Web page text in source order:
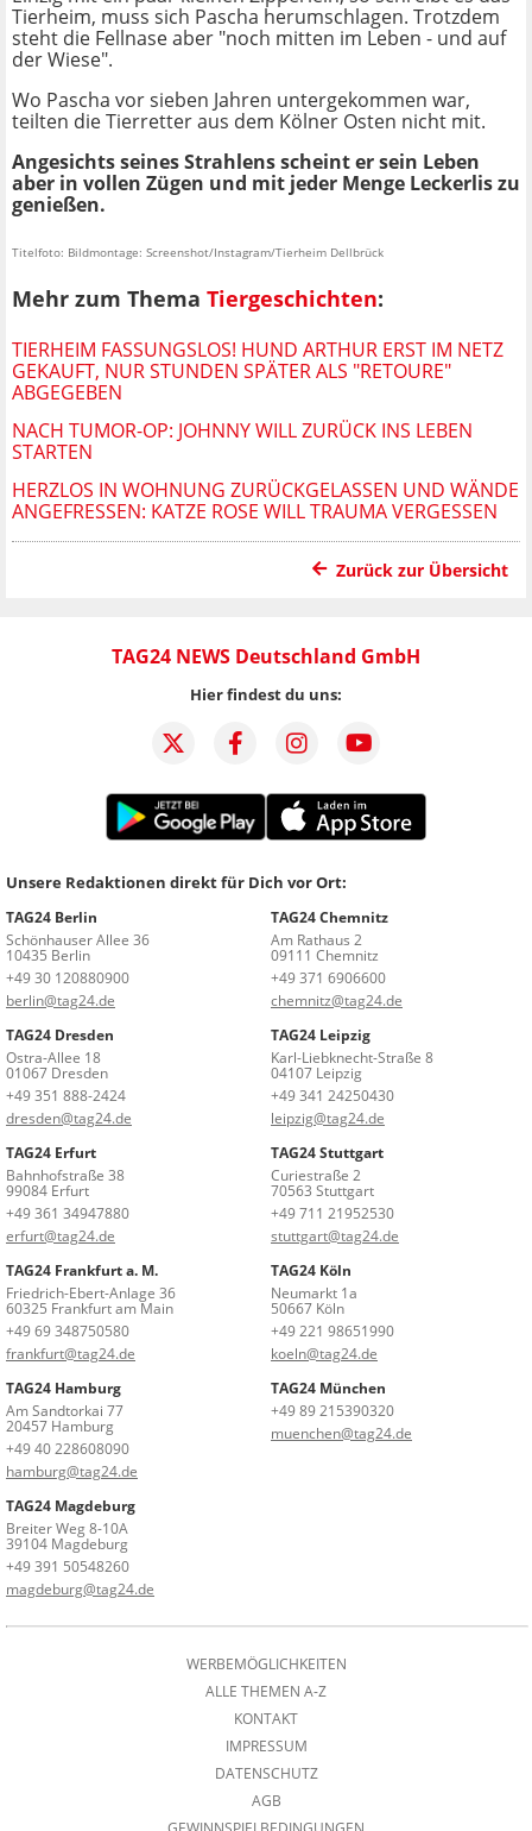
Tierheim, muss sich Pascha herumschlagen. Trotzdem
steht die Fellnase aber "noch mitten im Leben - und auf
der Wiese".
Wo Pascha vor sieben Jahren untergekommen war,
teilten die Tierretter aus dem Kölner Osten nicht mit.
Angesichts seines Strahlens scheint er sein Leben
aber in vollen Zügen und mit jeder Menge Leckerlis zu
genießen.
Titelfoto: Bildmontage: Screenshot/Instagram/Tierheim Dellbrück
Mehr zum Thema Tiergeschichten:
TIERHEIM FASSUNGSLOS! HUND ARTHUR ERST IM NETZ
GEKAUFT, NUR STUNDEN SPÄTER ALS "RETOURE"
ABGEGEBEN
NACH TUMOR-OP: JOHNNY WILL ZURÜCK INS LEBEN
STARTEN
HERZLOS IN WOHNUNG ZURÜCKGELASSEN UND WÄNDE
ANGEFRESSEN: KATZE ROSE WILL TRAUMA VERGESSEN
Zurück zur Übersicht
TAG24 NEWS Deutschland GmbH
Hier findest du uns:
Unsere Redaktionen direkt für Dich vor Ort:
TAG24 Berlin
Schönhauser Allee 36
10435 Berlin
+49 30 120880900
berlin@tag24.de
TAG24 Chemnitz
Am Rathaus 2
09111 Chemnitz
+49 371 6906600
chemnitz@tag24.de
TAG24 Dresden
Ostra-Allee 18
01067 Dresden
+49 351 888-2424
dresden@tag24.de
TAG24 Leipzig
Karl-Liebknecht-Straße 8
04107 Leipzig
+49 341 24250430
leipzig@tag24.de
TAG24 Erfurt
Bahnhofstraße 38
99084 Erfurt
+49 361 34947880
erfurt@tag24.de
TAG24 Stuttgart
Curiestraße 2
70563 Stuttgart
+49 711 21952530
stuttgart@tag24.de
TAG24 Frankfurt a. M.
Friedrich-Ebert-Anlage 36
60325 Frankfurt am Main
+49 69 348750580
frankfurt@tag24.de
TAG24 Köln
Neumarkt 1a
50667 Köln
+49 221 98651990
koeln@tag24.de
TAG24 Hamburg
Am Sandtorkai 77
20457 Hamburg
+49 40 228608090
hamburg@tag24.de
TAG24 München
+49 89 215390320
muenchen@tag24.de
TAG24 Magdeburg
Breiter Weg 8-10A
39104 Magdeburg
+49 391 50548260
magdeburg@tag24.de
WERBEMÖGLICHKEITEN
ALLE THEMEN A-Z
KONTAKT
IMPRESSUM
DATENSCHUTZ
AGB